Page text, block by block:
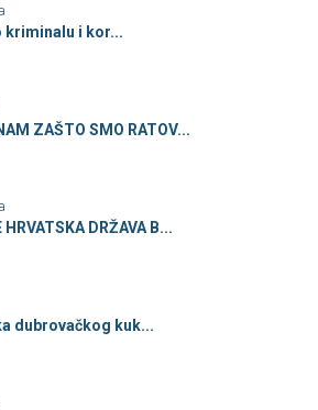
kriminalu i kor...
ZAŠTO SMO RATOV...
HRVATSKA DRŽAVA B...
dubrovačkog kuk...